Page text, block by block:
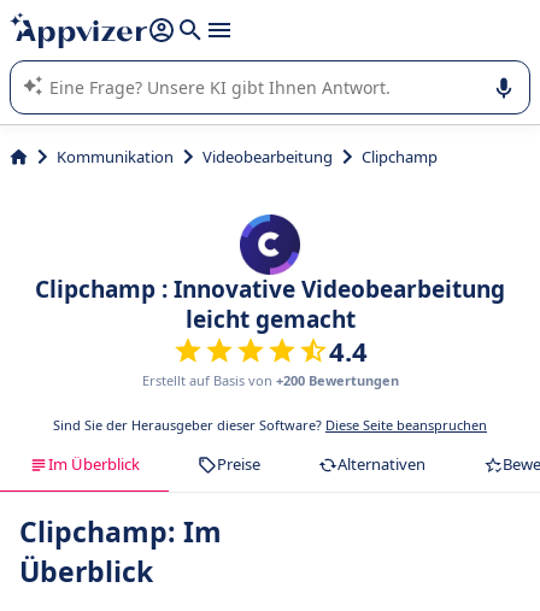
beantworten (mehrere Zeilen mit
Die KI von Appvizer führt Sie bei der Nutzung oder Auswahl
von SaaS-Software in Unternehmen.
Kommunikation Videobearbeitung Clipchamp
Clipchamp : Innovative Videobearbeitung
leicht gemacht
4.4
Erstellt auf Basis von +200 Bewertungen
Sind Sie der Herausgeber dieser Software? Diese Seite beanspruchen
Im Überblick Preise Alternativen
Clipchamp: Im
Überblick